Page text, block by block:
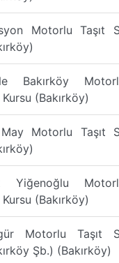
Motorlu Taşıt
Bakırköy
(Bakırköy)
Motorlu Taşıt
Yiğenoğlu
(Bakırköy)
Motorlu Taşıt
Şb.) (Bakırköy)